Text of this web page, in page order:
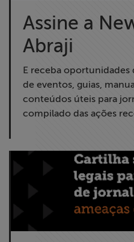
Assine a
Abraji
E receba oportunidades
de eventos, guias,
conteúdos úteis para
compilado das ações